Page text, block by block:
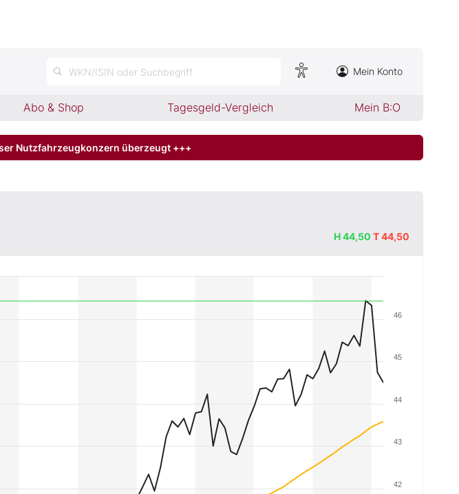
WKN/ISIN oder Suchbegriff Mein Konto
Abo & Shop Tagesgeld-Vergleich Mein B:O
Nutzfahrzeugkonzern überzeugt +++
H44,50 T44,50
42
43
44
45
46